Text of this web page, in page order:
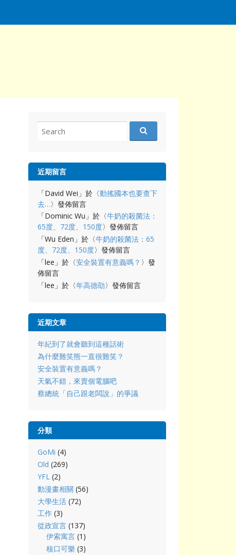
for:
近期留言
「David Wei 」於〈動搖國本也要查下
去…〉發佈留言
「Dominic Wu 」於〈牛奶的殺菌法：
65度、72度、150度〉發佈留言
「Wu Eden 」於〈牛奶的殺菌法：65
度、72度、150度〉發佈留言
「lee 」於〈安全裝置有意義嗎？ 〉發
佈留言
「lee 」於〈年高德劭〉發佈留言
近期文章
年紀到了就會聽到這種話術
為什麼難笑熊一直很難笑？
安全裝置有意義嗎？
天氣不錯，來賣個電腦吧
蔡總統「自己跟老闆說」的爭議
分類
GoMi (4)
Old (269)
YFL(2)
動漫畫相關 (56)
大學生活(72)
工作(3)
從政宣言(137)
伊索寓言 (1)
核口可樂 (3)